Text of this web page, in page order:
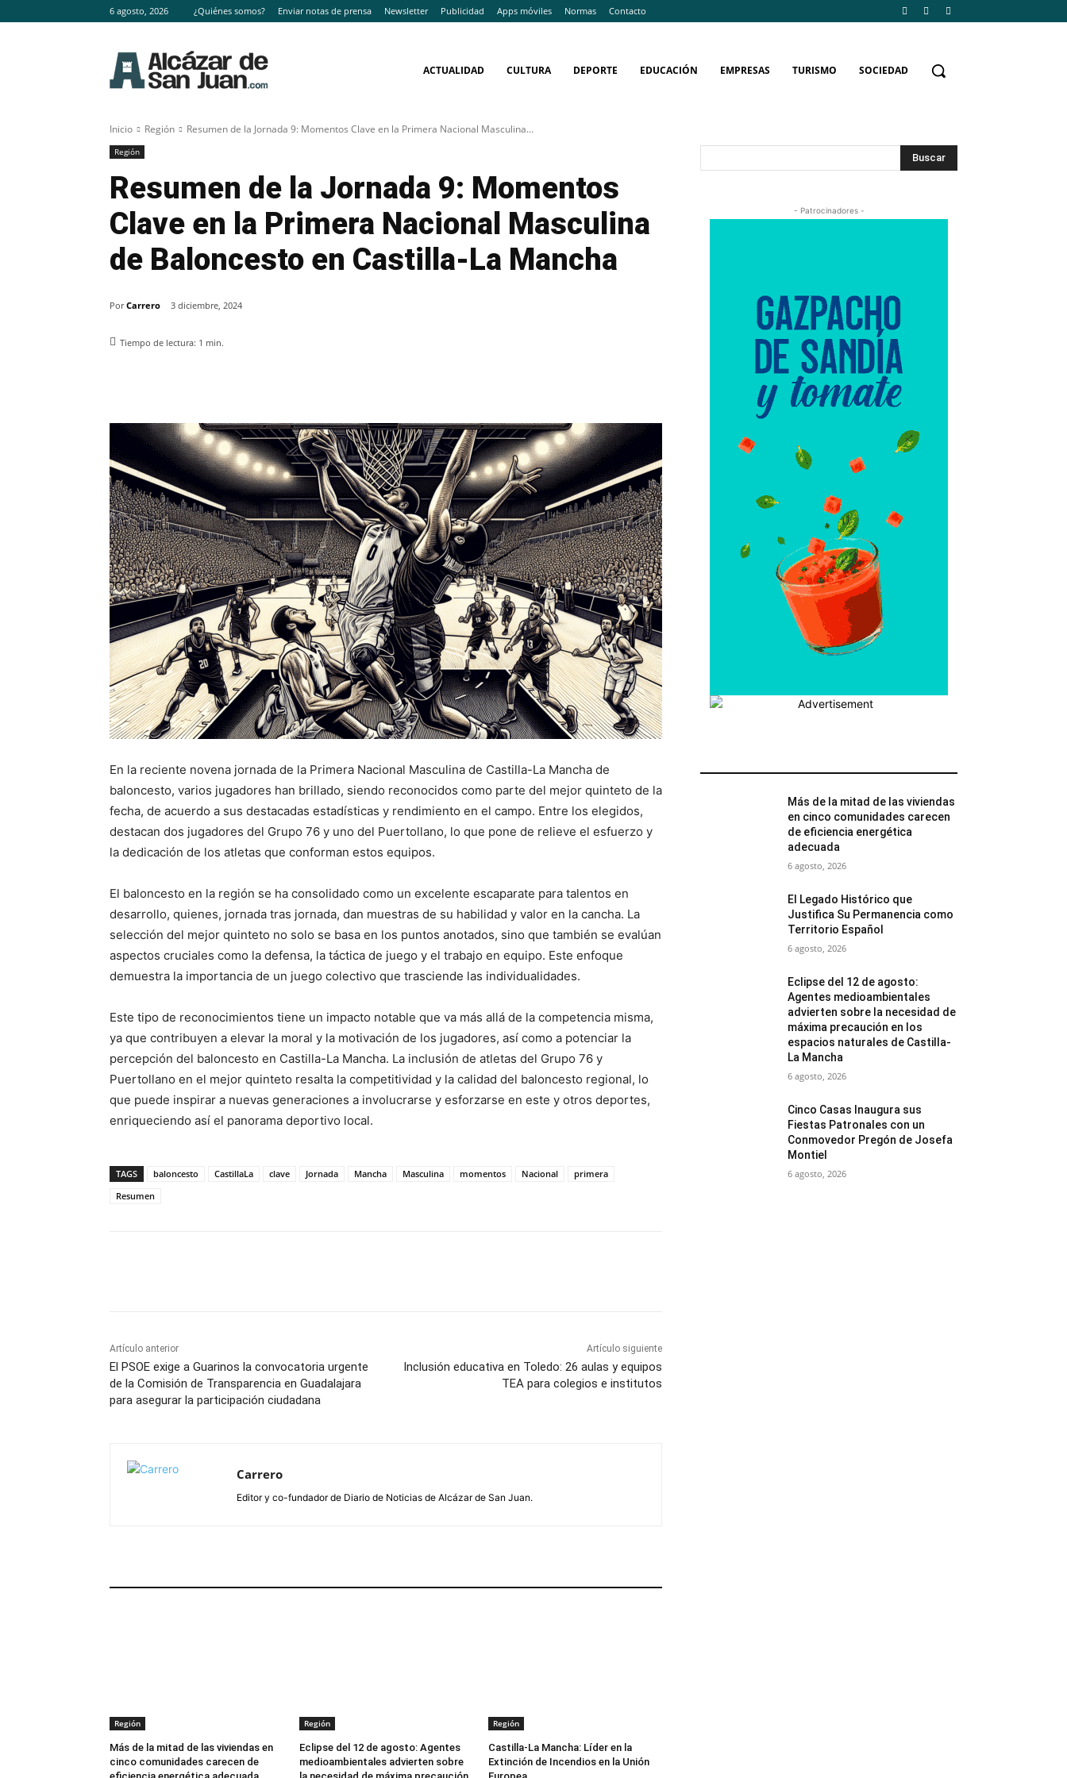
6 agosto, 2026 ¿Quiénes somos? Enviar notas de prensa Newsletter Publicidad Apps móviles Normas Contacto
ACTUALIDAD CULTURA DEPORTE EDUCACIÓN EMPRESAS TURISMO SOCIEDAD
Inicio Región Resumen de la Jornada 9: Momentos Clave en la Primera Nacional Masculina...
Región
Resumen de la Jornada 9: Momentos
Clave en la Primera Nacional Masculina
de Baloncesto en Castilla-La Mancha
Por Carrero 3 diciembre, 2024
Tiempo de lectura: 1 min.
En la reciente novena jornada de la Primera Nacional Masculina de Castilla-La Mancha de
baloncesto, varios jugadores han brillado, siendo reconocidos como parte del mejor quinteto de la
fecha, de acuerdo a sus destacadas estadísticas y rendimiento en el campo. Entre los elegidos,
destacan dos jugadores del Grupo 76 y uno del Puertollano, lo que pone de relieve el esfuerzo y
la dedicación de los atletas que conforman estos equipos.
El baloncesto en la región se ha consolidado como un excelente escaparate para talentos en
desarrollo, quienes, jornada tras jornada, dan muestras de su habilidad y valor en la cancha. La
selección del mejor quinteto no solo se basa en los puntos anotados, sino que también se evalúan
aspectos cruciales como la defensa, la táctica de juego y el trabajo en equipo. Este enfoque
demuestra la importancia de un juego colectivo que trasciende las individualidades.
Este tipo de reconocimientos tiene un impacto notable que va más allá de la competencia misma,
ya que contribuyen a elevar la moral y la motivación de los jugadores, así como a potenciar la
percepción del baloncesto en Castilla-La Mancha. La inclusión de atletas del Grupo 76 y
Puertollano en el mejor quinteto resalta la competitividad y la calidad del baloncesto regional, lo
que puede inspirar a nuevas generaciones a involucrarse y esforzarse en este y otros deportes,
enriqueciendo así el panorama deportivo local.
TAGS baloncesto CastillaLa clave Jornada Mancha Masculina momentos Nacional
primera
Resumen
Artículo anterior
El PSOE exige a Guarinos la convocatoria urgente
de la Comisión de Transparencia en Guadalajara
para asegurar la participación ciudadana
Artículo siguiente
Inclusión educativa en Toledo: 26 aulas y equipos
TEA para colegios e institutos
Carrero
Editor y co-fundador de Diario de Noticias de Alcázar de San Juan.
Región
Más de la mitad de las viviendas en
cinco comunidades carecen de
Región
Eclipse del 12 de agosto: Agentes
medioambientales advierten sobre
Región
Castilla-La Mancha: Líder en la
Extinción de Incendios en la Unión
Buscar
- Patrocinadores -
Más de la mitad de las viviendas
en cinco comunidades carecen
de eficiencia energética
adecuada
6 agosto, 2026
El Legado Histórico que
Justifica Su Permanencia como
Territorio Español
6 agosto, 2026
Eclipse del 12 de agosto:
Agentes medioambientales
advierten sobre la necesidad de
máxima precaución en los
espacios naturales de Castilla-
La Mancha
6 agosto, 2026
Cinco Casas Inaugura sus
Fiestas Patronales con un
Conmovedor Pregón de Josefa
Montiel
6 agosto, 2026